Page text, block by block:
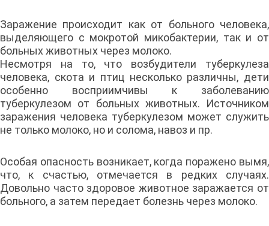
Заражение происходит как от больного человека,
выделяющего с мокротой микобактерии, так и от
больных животных через молоко.
Несмотря на то, что возбудители туберкулеза
человека, скота и птиц несколько различны, дети
особенно восприимчивы к заболеванию
туберкулезом от больных животных. Источником
заражения человека туберкулезом может служить
не только молоко, но и солома, навоз и пр.
Особая опасность возникает, когда поражено вымя,
что, к счастью, отмечается в редких случаях.
Довольно часто здоровое животное заражается от
больного, а затем передает болезнь через молоко.